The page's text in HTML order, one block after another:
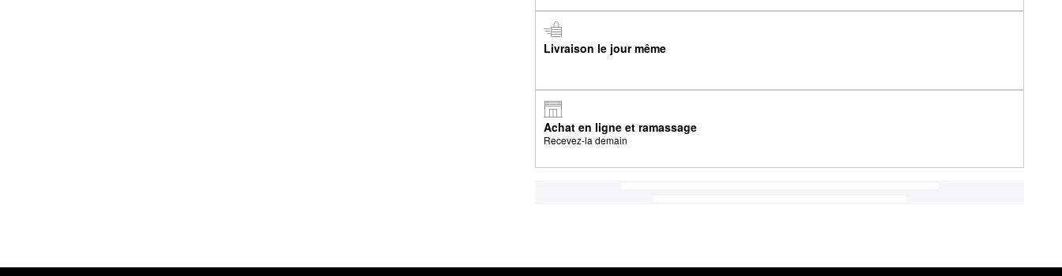
Livraison le jour même
Achat en ligne et ramassage
Recevez-la demain